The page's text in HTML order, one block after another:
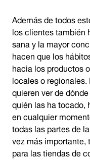
Además de todos
los clientes también
sana y la mayor
hacen que los
hacia los productos
locales o
quieren ver de
quién las ha tocado,
en cualquier
todas las partes de
vez más
para las tiendas de